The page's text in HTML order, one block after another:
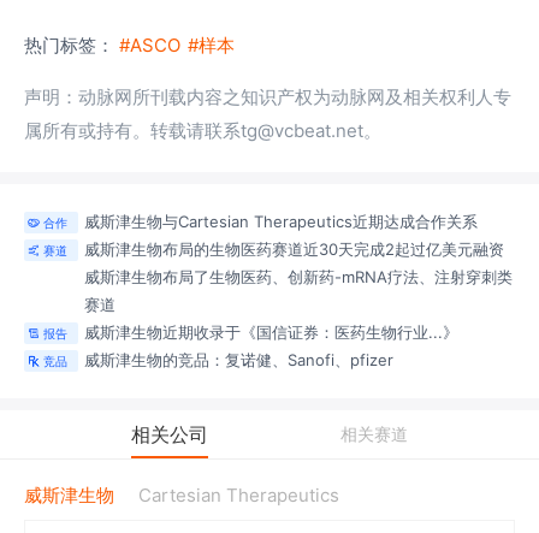
热门标签： #ASCO #样本
声明：动脉网所刊载内容之知识产权为动脉网及相关权利人专
属所有或持有。转载请联系tg@vcbeat.net。
 合作 威斯津生物与Cartesian Therapeutics近期达成合作关系
 赛道
威斯津生物布局的生物医药赛道近30天完成2起过亿美元融资
威斯津生物布局了生物医药、创新药-mRNA疗法、注射穿刺类
赛道
 报告 威斯津生物近期收录于《国信证券：医药生物行业...》
 竞品 威斯津生物的竞品：复诺健、Sanofi、pfizer
相关公司 相关赛道
威斯津生物 Cartesian Therapeutics